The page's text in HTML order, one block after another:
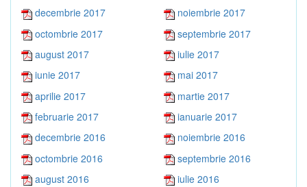
decembrie 2017
noiembrie 2017
octombrie 2017
septembrie 2017
august 2017
iulie 2017
iunie 2017
mai 2017
aprilie 2017
martie 2017
februarie 2017
ianuarie 2017
decembrie 2016
noiembrie 2016
octombrie 2016
septembrie 2016
august 2016
iulie 2016